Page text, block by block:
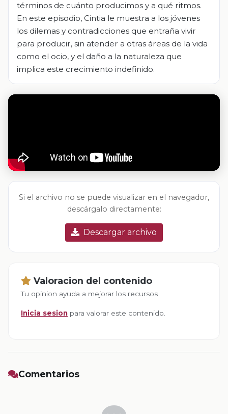
términos de cuánto producimos y a qué ritmos.
En este episodio, Cintia le muestra a los jóvenes
los dilemas y contradicciones que entraña vivir
para producir, sin atender a otras áreas de la vida
como el ocio, y el daño a la naturaleza que
implica este crecimiento indefinido.
Si el archivo no se puede visualizar en el navegador,
descárgalo directamente:
Descargar archivo
Valoracion del contenido
Tu opinion ayuda a mejorar los recursos
Inicia sesion para valorar este contenido.
Comentarios